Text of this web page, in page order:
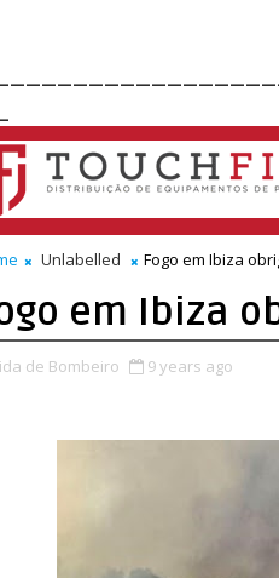
Unlabelled Fogo em Ibiza
em Ibiza
de Bombeiro 9 years ago